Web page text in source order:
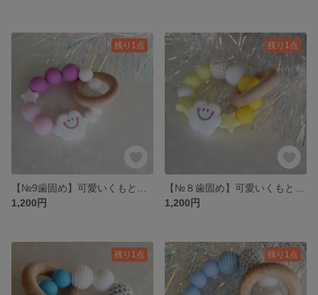
残り1点
1,200円
残り1点
1,200円
残り1点 残り1点